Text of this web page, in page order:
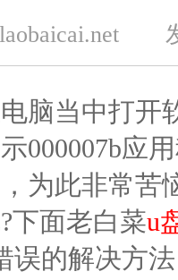
脑当中打开
000007b应
为此非常苦
下面老白菜u
误的解决方